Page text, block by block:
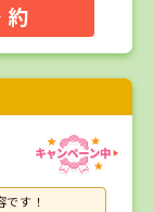
約
す！